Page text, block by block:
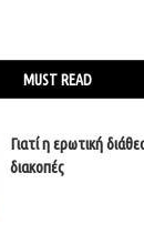
MUST READ
Γιατί η ερωτική
διακοπές